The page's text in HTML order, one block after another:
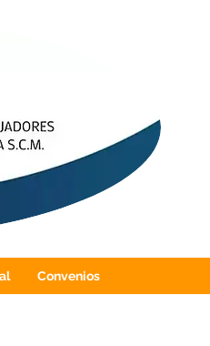
Convenios